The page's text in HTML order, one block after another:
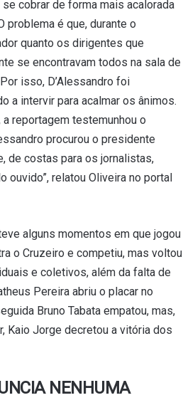
cobrar de forma mais acalorada
problema é que, durante o
quanto os dirigentes que
se encontravam todos na sala de
isso, D’Alessandro foi
a intervir para acalmar os ânimos.
a reportagem testemunhou o
procurou o presidente
de costas para os jornalistas,
ouvido”, relatou Oliveira no portal
alguns momentos em que jogou
o Cruzeiro e competiu, mas voltou
e coletivos, além da falta de
Pereira abriu o placar no
Bruno Tabata empatou, mas,
Kaio Jorge decretou a vitória dos
NENHUMA